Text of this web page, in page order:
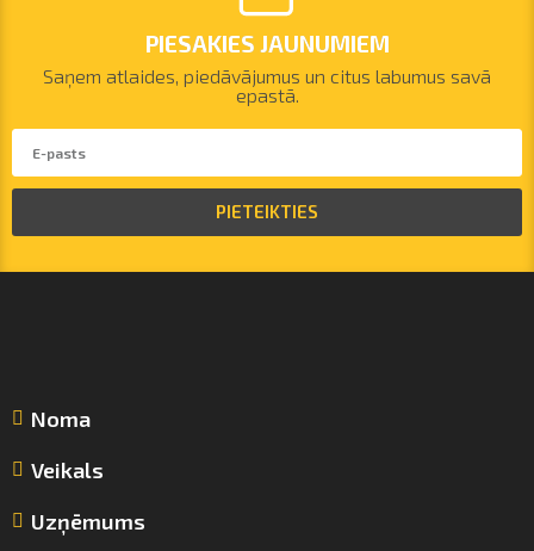
PIESAKIES JAUNUMIEM
Saņem atlaides, piedāvājumus un citus labumus savā
epastā.
PIETEIKTIES
Noma
Veikals
Uzņēmums